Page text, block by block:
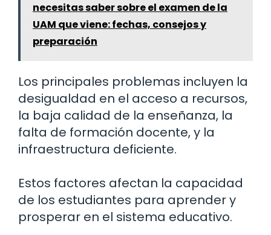
necesitas saber sobre el examen de la
UAM que viene: fechas, consejos y
preparación
Los principales problemas incluyen la
desigualdad en el acceso a recursos,
la baja calidad de la enseñanza, la
falta de formación docente, y la
infraestructura deficiente.
Estos factores afectan la capacidad
de los estudiantes para aprender y
prosperar en el sistema educativo.